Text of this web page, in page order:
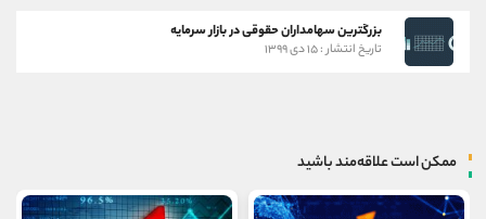
بزرگترین سهامداران حقوقی در بازار سرمایه
تاریخ انتشار : ۱۵ دی ۱۳۹۹
ممکن است علاقه‌مند باشید